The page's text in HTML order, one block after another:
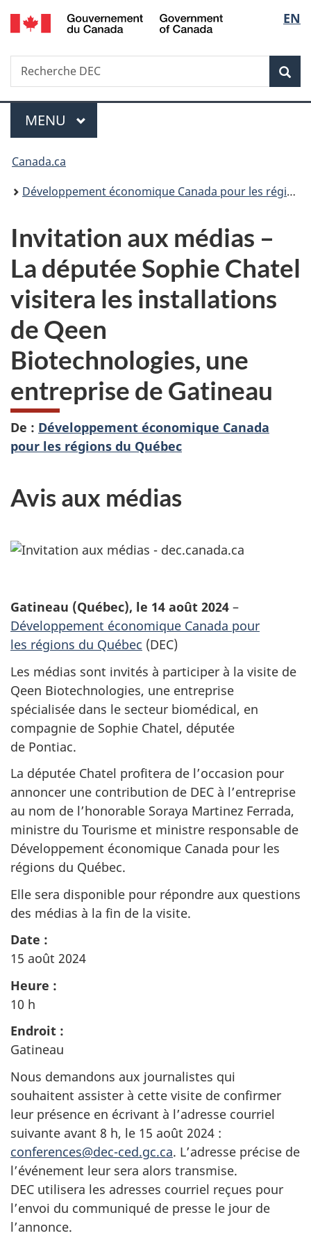
Passer
au
Passer
à
du
Passer
à
simplifiée
de
la
EN
Recherche
Recherche
DEC
Menu
MENU PRINCIPAL
Vous
êtes
Canada.ca
Développement économique Canada pour les régions du Québec
Invitation aux médias –
La députée Sophie Chatel
visitera les installations
de Qeen
Biotechnologies, une
entreprise de Gatineau
De : Développement économique Canada
pour les régions du Québec
Avis aux médias
Gatineau (Québec), le 14 août 2024 –
Développement économique Canada pour
les régions du Québec (DEC)
Les médias sont invités à participer à la visite de
Qeen Biotechnologies, une entreprise
spécialisée dans le secteur biomédical, en
compagnie de Sophie Chatel, députée
de Pontiac.
La députée Chatel profitera de l’occasion pour
annoncer une contribution de DEC à l’entreprise
au nom de l’honorable Soraya Martinez Ferrada,
ministre du Tourisme et ministre responsable de
Développement économique Canada pour les
régions du Québec.
Elle sera disponible pour répondre aux questions
des médias à la fin de la visite.
Date :
15 août 2024
Heure :
10 h
Endroit :
Gatineau
Nous demandons aux journalistes qui
souhaitent assister à cette visite de confirmer
leur présence en écrivant à l’adresse courriel
suivante avant 8 h, le 15 août 2024 :
conferences@dec-ced.gc.ca. L’adresse précise de
l’événement leur sera alors transmise.
DEC utilisera les adresses courriel reçues pour
l’envoi du communiqué de presse le jour de
l’annonce.